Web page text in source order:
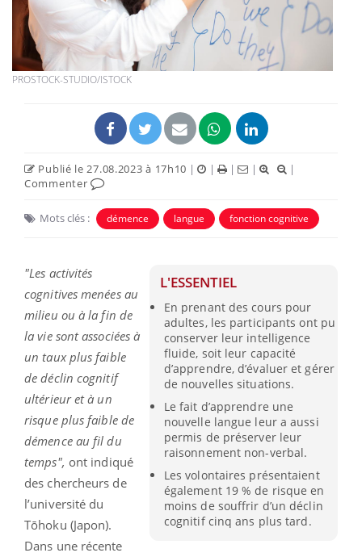
PROSTOCK-STUDIO/ISTOCK
Publié le 27.08.2023 à 17h10 | | | |
|
Commenter
Mots clés : démence langue fonction cognitive
L'ESSENTIEL
En prenant des cours pour
adultes, les participants ont pu
conserver leur intelligence
fluide, soit leur capacité
d’apprendre, d’évaluer et gérer
de nouvelles situations.
Le fait d’apprendre une
nouvelle langue leur a aussi
permis de préserver leur
raisonnement non-verbal.
Les volontaires présentaient
également 19 % de risque en
moins de souffrir d’un déclin
cognitif cinq ans plus tard.
"Les activités
cognitives menées au
milieu ou à la fin de
la vie sont associées à
un taux plus faible
de déclin cognitif
ultérieur et à un
risque plus faible de
démence au fil du
temps", ont indiqué
des chercheurs de
l’université du
Tōhoku (Japon).
Dans une récente